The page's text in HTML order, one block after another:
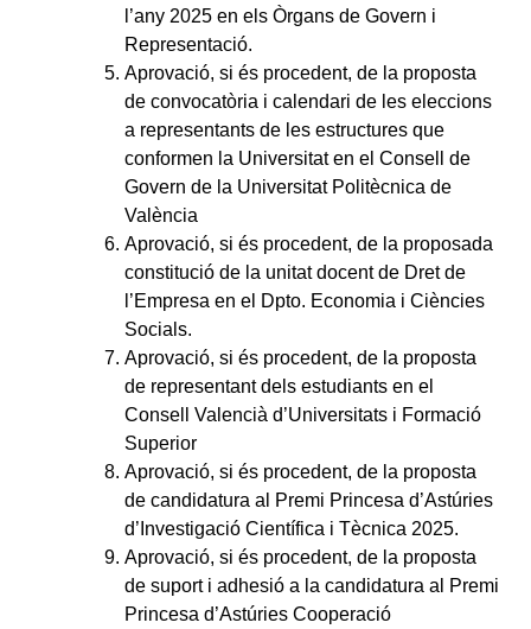
l’any 2025 en els Òrgans de Govern i
Representació.
Aprovació, si és procedent, de la proposta
de convocatòria i calendari de les eleccions
a representants de les estructures que
conformen la Universitat en el Consell de
Govern de la Universitat Politècnica de
València
Aprovació, si és procedent, de la proposada
constitució de la unitat docent de Dret de
l’Empresa en el Dpto. Economia i Ciències
Socials.
Aprovació, si és procedent, de la proposta
de representant dels estudiants en el
Consell Valencià d’Universitats i Formació
Superior
Aprovació, si és procedent, de la proposta
de candidatura al Premi Princesa d’Astúries
d’Investigació Científica i Tècnica 2025.
Aprovació, si és procedent, de la proposta
de suport i adhesió a la candidatura al Premi
Princesa d’Astúries Cooperació